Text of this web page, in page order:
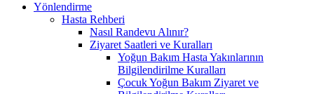
Yönlendirme
Hasta Rehberi
Nasıl Randevu Alınır?
Ziyaret Saatleri ve Kuralları
Yoğun Bakım Hasta Yakınlarının
Bilgilendirilme Kuralları
Çocuk Yoğun Bakım Ziyaret ve